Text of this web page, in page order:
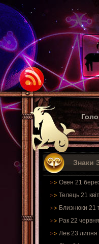
Знаки
Овен 21
Телець 21
Близнюки 21
Рак 22
Лев 23 липня